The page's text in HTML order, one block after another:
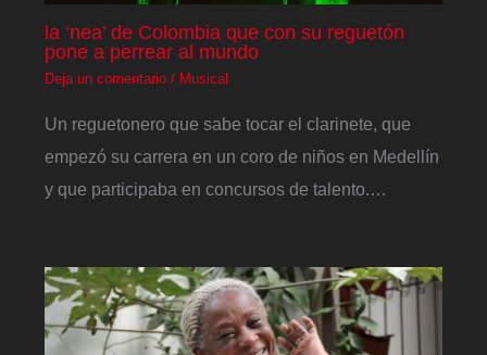
la ‘nea’ de Colombia que con su reguetón
pone a perrear al mundo
Deja un comentario / Musical
Un reguetonero que sabe tocar el clarinete, que
empezó su carrera en un coro de niños en Medellín
y que participaba en concursos de talento.…